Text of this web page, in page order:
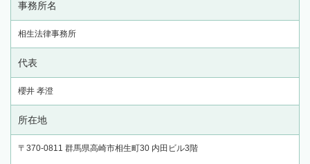
事務所名
相生法律事務所
代表
櫻井 孝澄
所在地
〒370-0811 群馬県高崎市相生町30 内田ビル3階